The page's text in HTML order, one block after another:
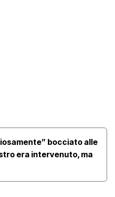
bocciato alle
era intervenuto, ma